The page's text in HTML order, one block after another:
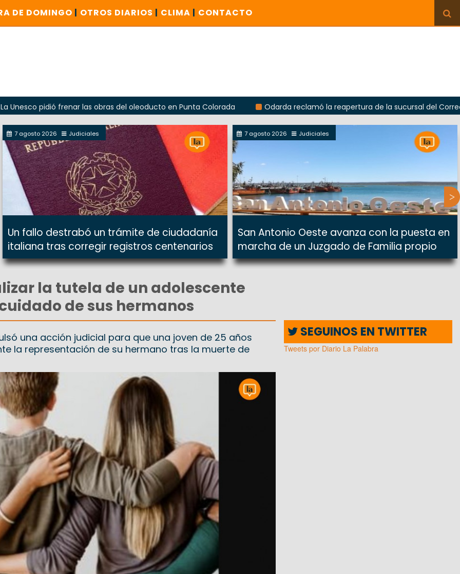
DE DOMINGO | OTROS DIARIOS | CLIMA | CONTACTO
pidió frenar las obras del oleoducto en Punta Colorada
Odarda reclamó la reapertura de la sucursal del Correo
7 agosto 2026 Judiciales
Un fallo destrabó un trámite de ciudadanía
italiana tras corregir registros centenarios
7 agosto 2026 Judiciales
San Antonio Oeste avanza con la puesta en
marcha de un Juzgado de Familia propio
la tutela de un adolescente
de sus hermanos
una acción judicial para que una joven de 25 años
la representación de su hermano tras la muerte de
SEGUINOS EN TWITTER
Tweets por Diario La Palabra